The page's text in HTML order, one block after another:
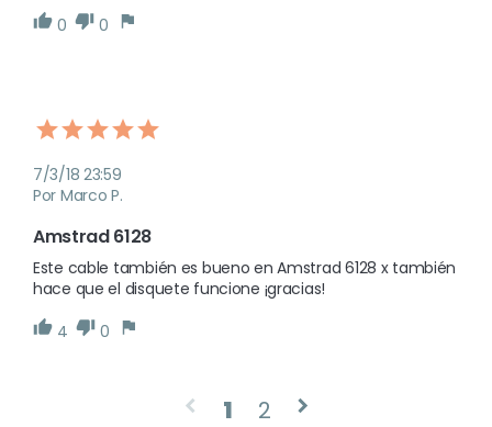
0
0
7/3/18 23:59
Por Marco P.
Amstrad 6128
Este cable también es bueno en Amstrad 6128 x también
hace que el disquete funcione ¡gracias!
4
0
1 2